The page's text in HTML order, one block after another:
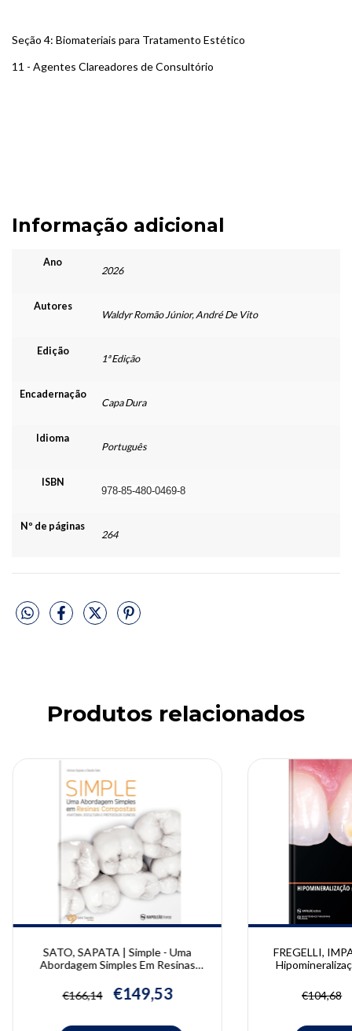
Seção 4: Biomateriais para Tratamento Estético
11 - Agentes Clareadores de Consultório
Informação adicional
Ano
2026
Autores
Waldyr Romão Júnior, André De Vito
Edição
1ª Edição
Encadernação
Capa Dura
Idioma
Português
ISBN
978-85-480-0469-8
Nº de páginas
264
Produtos relacionados
SATO, SAPATA | Simple - Uma
Abordagem Simples Em Resinas
Sato
€166,14 €149,53
FREGELLI,
Pettorossi€104,68